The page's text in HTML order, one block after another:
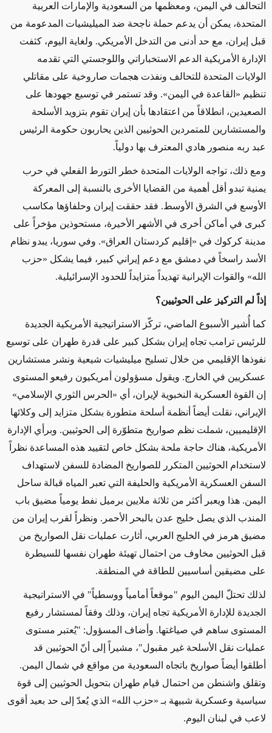
التحالف في اليمن، ومعظمها من السعودية والإمارات العربية
المتحدة، يمكن أن يدعم حملة ناجحة ضد الميليشيات المدعومة من
قبل إيران، مع حد أدنى من التدخل الأمريكي. ولغاية اليوم، كثفت
الإدارة الأمريكية الدعم الاستخباراتي واللوجستي التي تقدمه
الولايات المتحدة للتحالف ونفذت هجمات صاروخية على مقاتلي
تنظيم «القاعدة في اليمن». وقد تستمر في توسيع جهودها على
الصعيدين، انطلاقاً من اعتقادها بأن إيران تقوم بتزويد الأسلحة
والمستشارين للمتمردين الحوثيين الذين يحاربون حكومة الرئيس
عبد ربه منصور هادي المعترف بها دولياً.
ومع ذلك، تواجه الولايات المتحدة خطر التورط الفعلي في حرب
يمنية تبدو أقل أهمية من القضايا الأخرى بالنسبة إلى المعركة
الأوسع في الشرق الأوسط. فقد حققت إيران وحلفاؤها مكاسب
كبرى في أماكن أخرى في الأشهر الأخيرة، مستحوذين مؤخراً على
مدينة كركوك في «إقليم كردستان العراق». وفي سوريا، يبدو نظام
الأسد راسخاً في دمشق مع دعم إيراني كبير، فيما يشكل «حزب
الله» والقوات الإيرانية تهديداً متزايداً للحدود الإسرائيلية.
إذاً لم التركيز على الحوثيين؟
كما أُشير الأسبوع الماضي، تركّز الاستراتيجية الأمريكية الجديدة
للرئيس ترامب تجاه إيران بشكل كبير على قدرة طهران على توسيع
نفوذها الإقليمي من خلال تسليح ميليشيات شيعية ونشر مستشارين
عسكريين في الخارج. ويقول مسؤولون أمريكيون رفيعو المستوى
إن القوة العسكرية النخبوية لإيران، أي «الحرس الثوري الإسلامي»
الإيراني، نقلت أيضاً أنظمة أسلحة متطورة بشكل متزايد إلى وكلائها
الإقليميين، شملت نظم صواريخ متطوّرة إلى الحوثيين. وبرأي الإدارة
الأمريكية، هناك حاجة ملحة بشكل خاص لتقييد هذه المساعدة نظراً
لاستخدام الحوثيين المتكرر للصواريخ المضادة للسفن لاستهداف
السفن العسكرية الأمريكية والحليفة التي تعبر المياه قبالة ساحل
اليمن. هذا ويعبر أكثر من ثلاثة ملايين برميل نفط يومياً مضيق باب
المندب الذي يصل خليج عدن بالبحر الأحمر. ونظراً لقرب إيران من
مضيق هرمز في الخليج العربي، أثارت عمليات نقل الصواريخ من
قبل الحوثيين مخاوف من احتمال تهيئة طهران نفسها للسيطرة
على مضيقين أساسيين للطاقة في المنطقة.
لذلك تحتلّ اليمن اليوم "موقعاً أمامياً ووسطياً" في الاستراتيجية
الجديدة للإدارة الأمريكية تجاه إيران، وذلك وفقاً لمستشار رفيع
المستوى ساهم في صياغتها. وأضاف المسؤول: "يُعتبر مستوى
عمليات نقل الأسلحة غير مقبول"، مشيراً إلى أنّ الحوثيين قد
أطلقوا أيضاً صواريخ باتجاه السعودية من مواقع في شمال اليمن.
وتقلق واشنطن من احتمال قيام طهران بتحويل الحوثيين إلى قوة
سياسية وعسكرية شبيهة بـ «حزب الله» الذي يُعدّ إلى حد بعيد أقوى
لاعب في لبنان اليوم.